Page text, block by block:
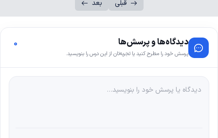
قبلی بعد
دیدگاه‌ها و پرسش‌ها
پرسش خود را مطرح کنید یا تجربه‌تان از این درس را بنویسید.
0